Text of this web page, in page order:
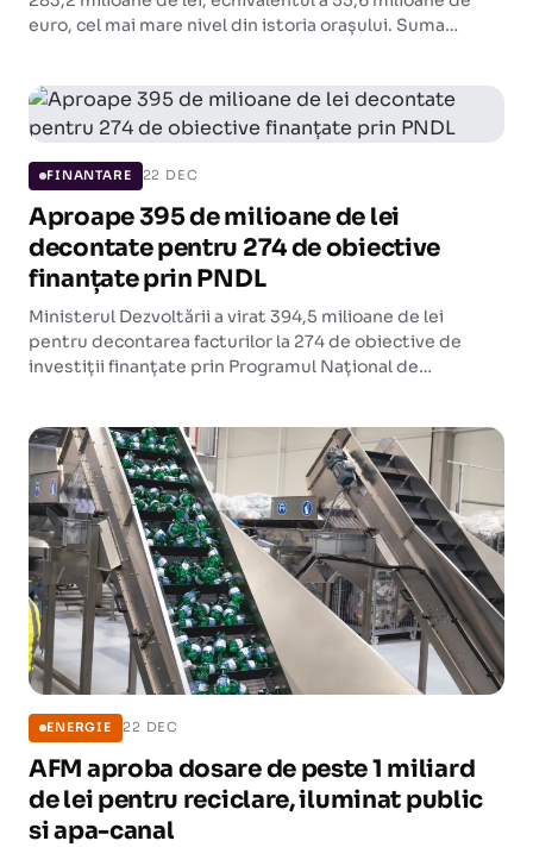
euro, cel mai mare nivel din istoria orașului. Suma
FINANTARE 22 DEC
Aproape 395 de milioane de lei
decontate pentru 274 de obiective
finanțate prin PNDL
Ministerul Dezvoltării a virat 394,5 milioane de lei
pentru decontarea facturilor la 274 de obiective de
investiții finanțate prin Programul Național de
ENERGIE 22 DEC
AFM aproba dosare de peste 1 miliard
de lei pentru reciclare, iluminat public
si apa-canal